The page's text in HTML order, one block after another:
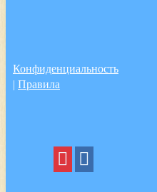
Конфиденциальность
| Правила